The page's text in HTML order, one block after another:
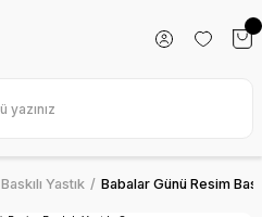
Baskılı Yastık Babalar Günü Resim